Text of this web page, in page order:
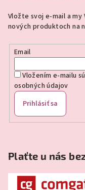
Vložte svoj e-mail a
nových produktoch na
Email
Vložením e-mailu
osobných údajov
Prihlásiť sa
Plaťte u nás